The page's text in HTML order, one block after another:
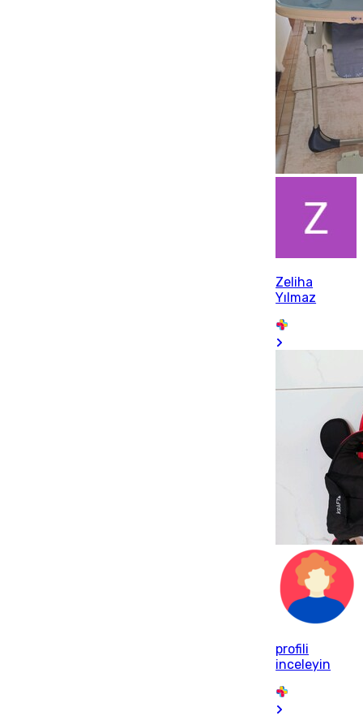
Zeliha
Yılmaz
profili
inceleyin